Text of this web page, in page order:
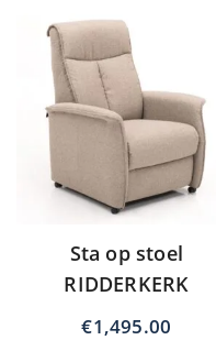
Sta op stoel
RIDDERKERK
€1,495.00